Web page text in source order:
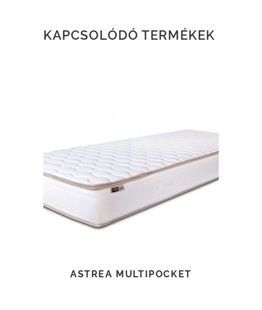
KAPCSOLÓDÓ TERMÉKEK
TOVÁBB OLVASOM
ASTREA MULTIPOCKET